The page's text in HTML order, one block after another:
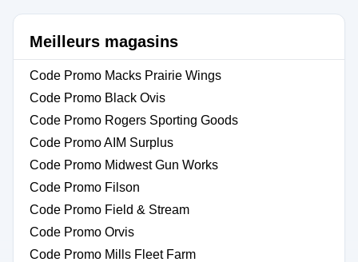
Meilleurs magasins
Code Promo Macks Prairie Wings
Code Promo Black Ovis
Code Promo Rogers Sporting Goods
Code Promo AIM Surplus
Code Promo Midwest Gun Works
Code Promo Filson
Code Promo Field & Stream
Code Promo Orvis
Code Promo Mills Fleet Farm